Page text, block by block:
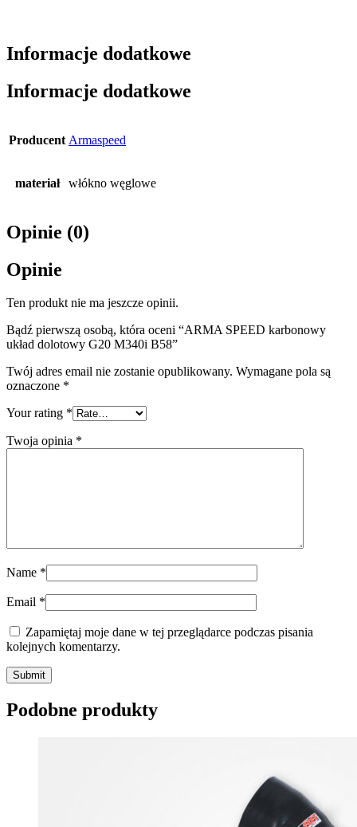
Informacje dodatkowe
Informacje dodatkowe
Producent Armaspeed
materiał włókno węglowe
Opinie (0)
Opinie
Ten produkt nie ma jeszcze opinii.
Bądź pierwszą osobą, która oceni “ARMA SPEED karbonowy
układ dolotowy G20 M340i B58”
Twój adres email nie zostanie opublikowany. Wymagane pola są
oznaczone *
Your rating *
Twoja opinia *
Name *
Email *
Zapamiętaj moje dane w tej przeglądarce podczas pisania
kolejnych komentarzy.
Submit
Podobne produkty